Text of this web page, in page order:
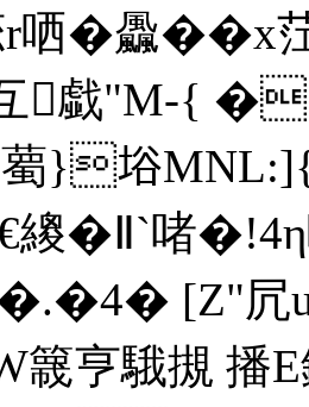
哂�飍��
戱"M-{
}﨏
繌�Ⅱ`啫
� .�4� [Z"
簚亨騀摫